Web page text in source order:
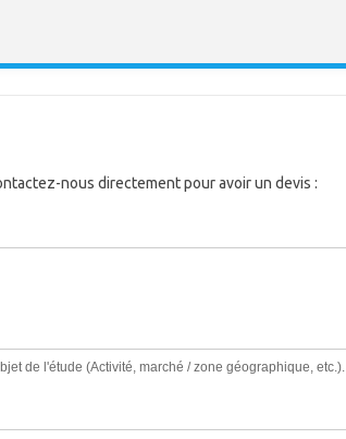
nous directement pour avoir un devis :
de l'étude (Activité, marché / zone géographique, etc.).